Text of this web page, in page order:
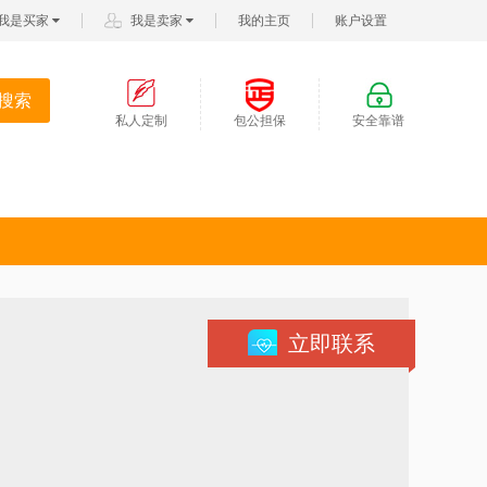
是买家 我是卖家 我的主页 账户设置
索
私人定制 包公担保 安全靠谱
立即联系